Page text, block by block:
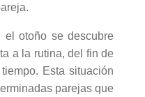
otoño se descubre
a la rutina, del fin de
Esta situación
parejas que